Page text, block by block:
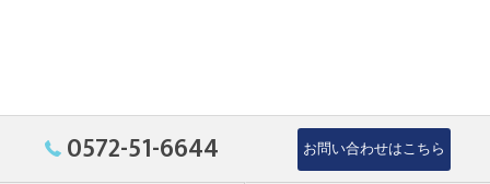
0572-51-6644 お問い合わせはこちら